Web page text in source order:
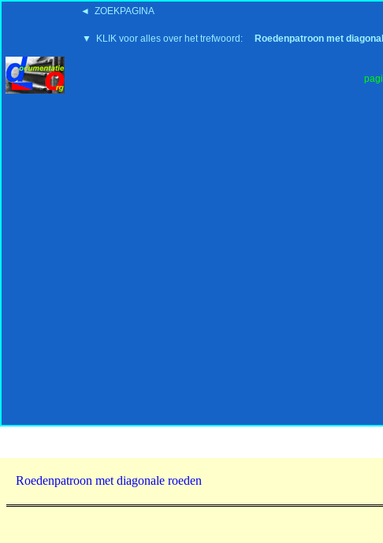
◄ ZOEKPAGINA
▼ KLIK voor alles over het trefwoord: Roedenpatroon met
'15:19 19-2-2008